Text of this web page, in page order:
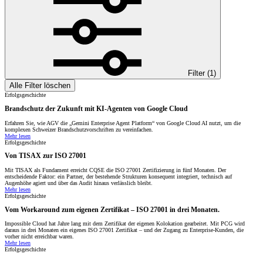
Filter (1)
Alle Filter löschen
Erfolgsgeschichte
Brandschutz der Zukunft mit KI-Agenten von Google Cloud
Erfahren Sie, wie AGV die „Gemini Enterprise Agent Platform“ von Google Cloud AI nutzt, um die
komplexen Schweizer Brandschutzvorschriften zu vereinfachen.
Mehr lesen
Erfolgsgeschichte
Von TISAX zur ISO 27001
Mit TISAX als Fundament erreicht CQSE die ISO 27001 Zertifizierung in fünf Monaten. Der
entscheidende Faktor: ein Partner, der bestehende Strukturen konsequent integriert, technisch auf
Augenhöhe agiert und über das Audit hinaus verlässlich bleibt.
Mehr lesen
Erfolgsgeschichte
Vom Workaround zum eigenen Zertifikat – ISO 27001 in drei Monaten.
Impossible Cloud hat Jahre lang mit dem Zertifikat der eigenen Kolokation gearbeitet. Mit PCG wird
daraus in drei Monaten ein eigenes ISO 27001 Zertifikat – und der Zugang zu Enterprise-Kunden, die
vorher nicht erreichbar waren.
Mehr lesen
Erfolgsgeschichte